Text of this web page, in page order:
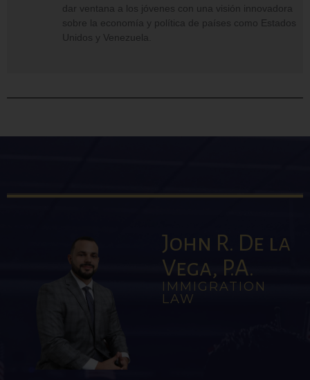
dar ventana a los jóvenes con una visión innovadora
sobre la economía y política de países como Estados
Unidos y Venezuela.
John R. De la
Vega, P.A.
IMMIGRATION
LAW